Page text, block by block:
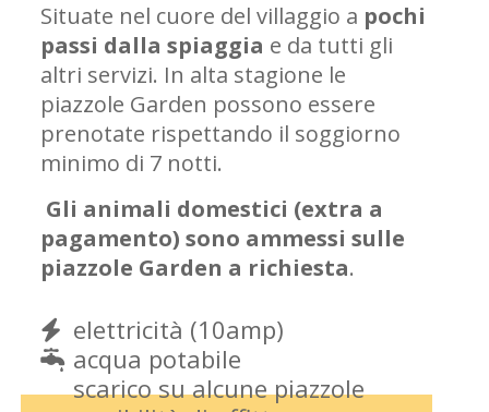
Situate nel cuore del villaggio a pochi
passi dalla spiaggia e da tutti gli
altri servizi. In alta stagione le
piazzole Garden possono essere
prenotate rispettando il soggiorno
minimo di 7 notti.
Gli animali domestici (extra a
pagamento) sono ammessi sulle
piazzole Garden a richiesta.
elettricità (10amp)
acqua potabile
scarico su alcune piazzole